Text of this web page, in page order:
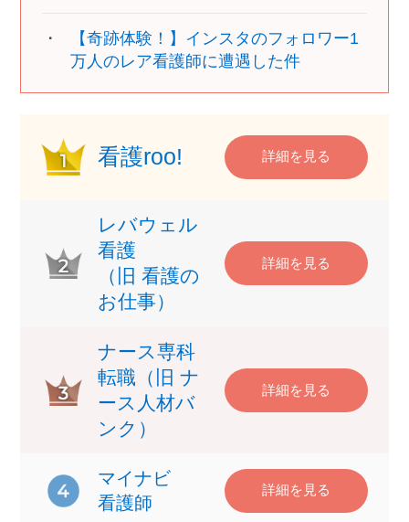
【奇跡体験！】インスタのフォロワー1
万人のレア看護師に遭遇した件
看護roo! 詳細を見る
レバウェル
看護
（旧 看護の
お仕事）
詳細を見る
ナース専科
転職（旧 ナ
ース人材バ
ンク）
詳細を見る
マイナビ
看護師
詳細を見る